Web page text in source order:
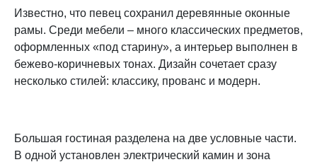
Известно, что певец сохранил деревянные оконные
рамы. Среди мебели – много классических предметов,
оформленных «под старину», а интерьер выполнен в
бежево-коричневых тонах. Дизайн сочетает сразу
несколько стилей: классику, прованс и модерн.
Большая гостиная разделена на две условные части.
В одной установлен электрический камин и зона